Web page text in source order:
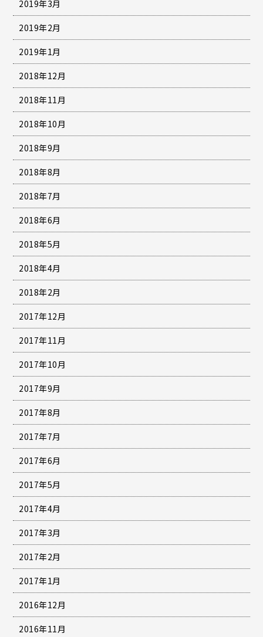
2019年3月
2019年2月
2019年1月
2018年12月
2018年11月
2018年10月
2018年9月
2018年8月
2018年7月
2018年6月
2018年5月
2018年4月
2018年2月
2017年12月
2017年11月
2017年10月
2017年9月
2017年8月
2017年7月
2017年6月
2017年5月
2017年4月
2017年3月
2017年2月
2017年1月
2016年12月
2016年11月